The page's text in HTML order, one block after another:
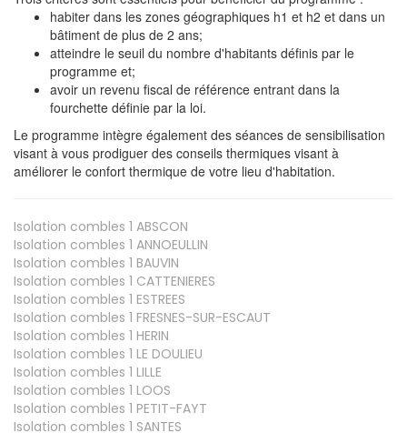
habiter dans les zones géographiques h1 et h2 et dans un
bâtiment de plus de 2 ans;
atteindre le seuil du nombre d'habitants définis par le
programme et;
avoir un revenu fiscal de référence entrant dans la
fourchette définie par la loi.
Le programme intègre également des séances de sensibilisation
visant à vous prodiguer des conseils thermiques visant à
améliorer le confort thermique de votre lieu d'habitation.
Isolation combles 1 ABSCON
Isolation combles 1 ANNOEULLIN
Isolation combles 1 BAUVIN
Isolation combles 1 CATTENIERES
Isolation combles 1 ESTREES
Isolation combles 1 FRESNES-SUR-ESCAUT
Isolation combles 1 HERIN
Isolation combles 1 LE DOULIEU
Isolation combles 1 LILLE
Isolation combles 1 LOOS
Isolation combles 1 PETIT-FAYT
Isolation combles 1 SANTES